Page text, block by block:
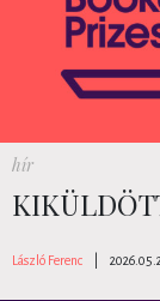
hír
László Ferenc